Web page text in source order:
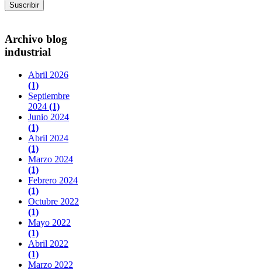
Suscribir
Archivo blog
industrial
Abril 2026
(1)
Septiembre
2024 (1)
Junio 2024
(1)
Abril 2024
(1)
Marzo 2024
(1)
Febrero 2024
(1)
Octubre 2022
(1)
Mayo 2022
(1)
Abril 2022
(1)
Marzo 2022